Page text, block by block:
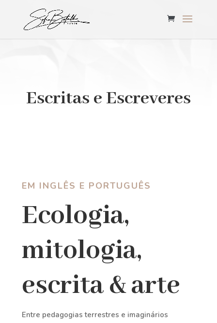
Escritas e Escreveres
EM INGLÊS E PORTUGUÊS
Ecologia,
mitologia,
escrita & arte
Entre pedagogias terrestres e imaginários